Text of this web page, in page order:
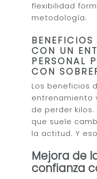
flexibilidad
metodología.
CON UN
PERSONAL
CON
Los beneficios
entrenamiento
de perder
que suele
la actitud. Y
Mejora de
confianza